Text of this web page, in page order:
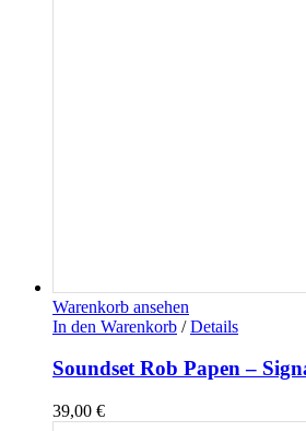
Warenkorb ansehen
In den Warenkorb / Details
Soundset Rob Papen –
39,00 €